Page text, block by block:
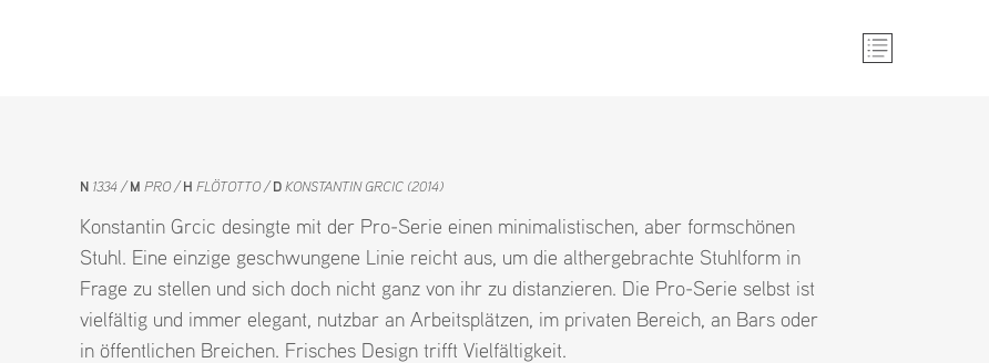
N 1334 M PRO H FLÖTOTTO DKONSTANTIN GRCIC (2014)
Konstantin Grcic desingte mit der Pro-Serie einen minimalistischen, aber formschönen
Stuhl. Eine einzige geschwungene Linie reicht aus, um die althergebrachte Stuhlform in
Frage zu stellen und sich doch nicht ganz von ihr zu distanzieren. Die Pro-Serie selbst ist
vielfältig und immer elegant, nutzbar an Arbeitsplätzen, im privaten Bereich, an Bars oder
in öffentlichen Breichen. Frisches Design trifft Vielfältigkeit.